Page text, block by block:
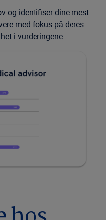
og identifiser dine mest
med fokus på deres
i vurderingene.